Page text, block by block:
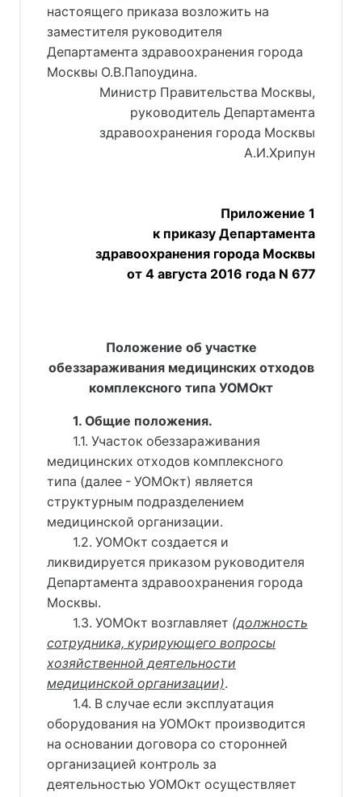
настоящего приказа возложить на
заместителя руководителя
Департамента здравоохранения города
Москвы О.В.Папоудина.
Министр Правительства Москвы,
руководитель Департамента
здравоохранения города Москвы
А.И.Хрипун
Приложение 1
к приказу Департамента
здравоохранения города Москвы
от 4 августа 2016 года N 677
Положение об участке
обеззараживания медицинских отходов
комплексного типа УОМОкт
1. Общие положения.
1.1. Участок обеззараживания
медицинских отходов комплексного
типа (далее - УОМОкт) является
структурным подразделением
медицинской организации.
1.2. УОМОкт создается и
ликвидируется приказом руководителя
Департамента здравоохранения города
Москвы.
1.3. УОМОкт возглавляет (должность
сотрудника, курирующего вопросы
хозяйственной деятельности
медицинской организации).
1.4. В случае если эксплуатация
оборудования на УОМОкт производится
на основании договора со сторонней
организацией контроль за
деятельностью УОМОкт осуществляет